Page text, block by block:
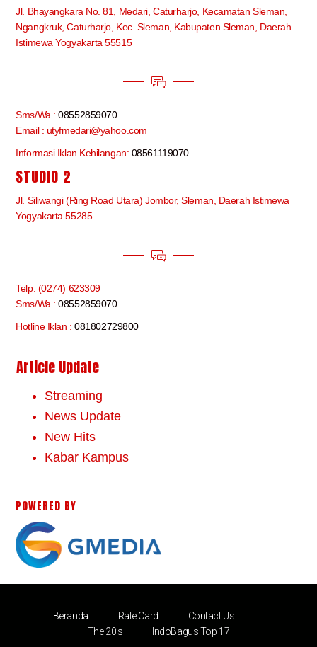
Jl. Bhayangkara No. 81, Medari, Caturharjo, Kecamatan Sleman,
Ngangkruk, Caturharjo, Kec. Sleman, Kabupaten Sleman, Daerah
Istimewa Yogyakarta 55515
Sms/Wa :08552859070
Email : utyfmedari@yahoo.com
Informasi Iklan Kehilangan: 08561119070
STUDIO 2
Jl. Siliwangi (Ring Road Utara) Jombor, Sleman, Daerah Istimewa
Yogyakarta 55285
Telp: (0274) 623309
Sms/Wa :08552859070
Hotline Iklan :081802729800
Article Update
Streaming
News Update
New Hits
Kabar Kampus
POWERED BY
Beranda Rate Card
Contact Us
The 20’s
IndoBagus Top 17